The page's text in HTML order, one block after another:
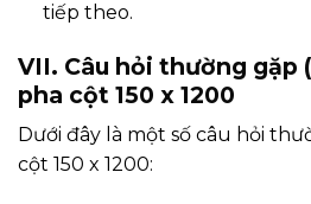
tiếp theo.
VII. Câu hỏi thường gặp
pha cột 150 x 1200
Dưới đây là một số câu hỏi
cột 150 x 1200: